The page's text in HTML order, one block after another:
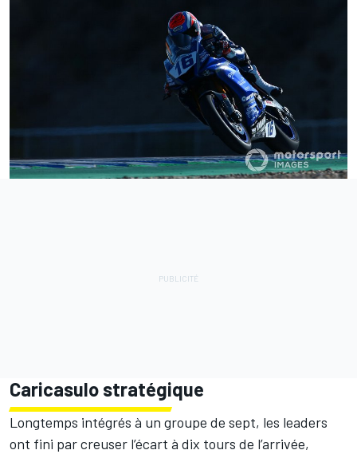
Caricasulo stratégique
Longtemps intégrés à un groupe de sept, les leaders
ont fini par creuser l’écart à dix tours de l’arrivée,